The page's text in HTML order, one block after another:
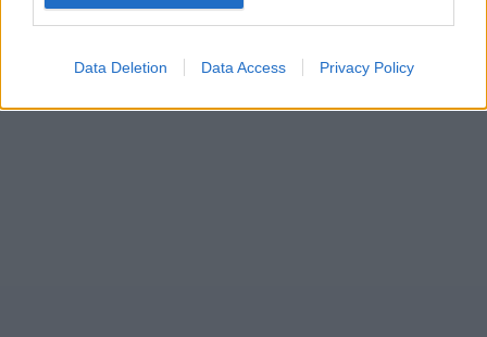
Data Deletion Data Access Privacy Policy